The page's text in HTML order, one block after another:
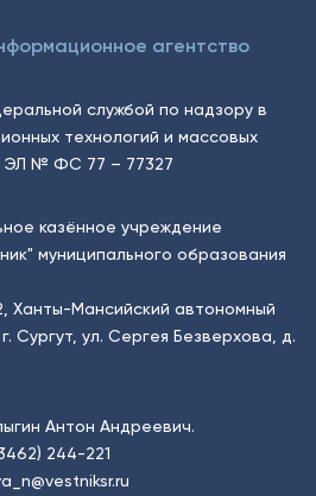
агентство
службой по надзору в
технологий и массовых
ЭЛ № ФС 77 – 77327
казённое учреждение
муниципального образования
Ханты-Мансийский автономный
Сургут, ул. Сергея Безверхова, д.
Антон Андреевич.
244-221